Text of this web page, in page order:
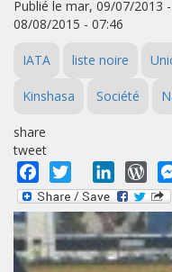
Publié le mar, 09/07/2013
08/08/2015 - 07:46
IATA liste noire
Kinshasa Société
share
tweet
Facebook
Twitter LinkedIn